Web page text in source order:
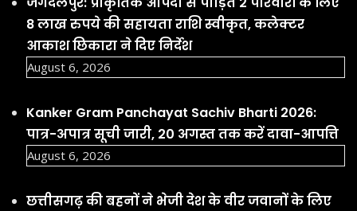
8 लाख रुपये की सहायता राशि स्वीकृत, कलेक्टर
आकाश छिकारा ने दिए निर्देश
August 6, 2026
Kanker Gram Panchayat Sachiv Bharti 2026:
पात्र-अपात्र सूची जारी, 20 अगस्त तक करें दावा-आपत्ति
August 6, 2026
छत्तीसगढ़ की बहनों ने भेजी देश के वीर जवानों के लिए